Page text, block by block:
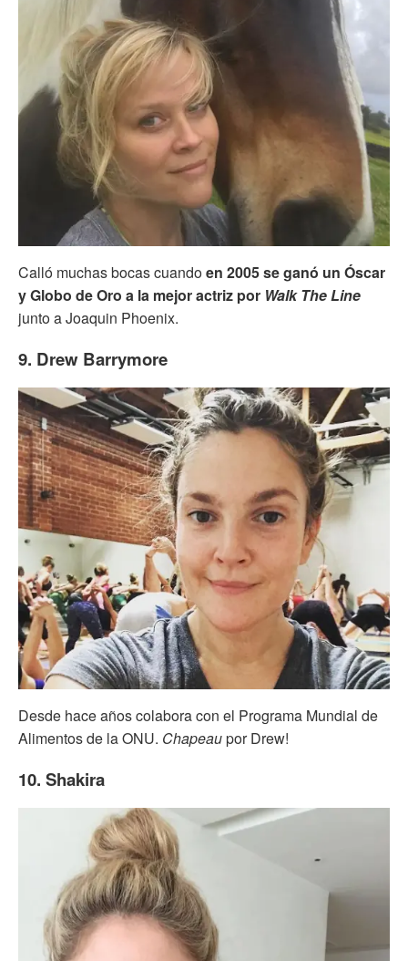
Calló muchas bocas cuandoen 2005 se ganó un Óscar
y Globo de Oro a la mejor actriz por Walk The Line
junto a Joaquin Phoenix.
9. Drew Barrymore
Desde hace años colabora con el Programa Mundial de
Alimentos de la ONU. Chapeaupor Drew!
10. Shakira